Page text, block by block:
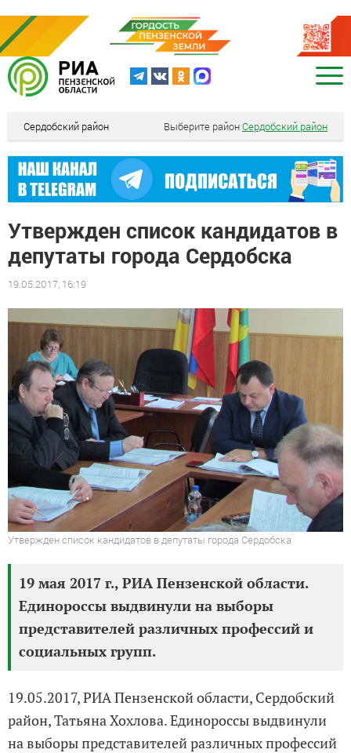
Сердобский район Выберите районСердобский район
Утвержден список кандидатов в
депутаты города Сердобска
19.05.2017, 16:19
Утвержден список кандидатов в депутаты города Сердобска
19 мая 2017 г., РИА Пензенской области.
Единороссы выдвинули на выборы
представителей различных профессий и
социальных групп.
19.05.2017, РИА Пензенской области, Сердобский
район, Татьяна Хохлова. Единороссы выдвинули
на выборы представителей различных профессий